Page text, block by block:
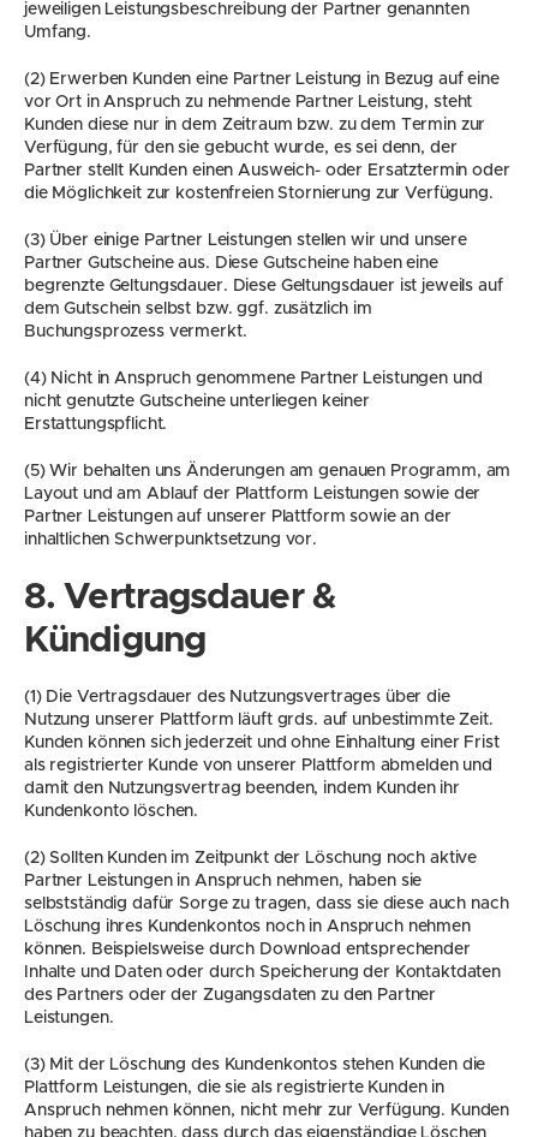
jeweiligen Leistungsbeschreibung der Partner genannten
Umfang.
(2) Erwerben Kunden eine Partner Leistung in Bezug auf eine
vor Ort in Anspruch zu nehmende Partner Leistung, steht
Kunden diese nur in dem Zeitraum bzw. zu dem Termin zur
Verfügung, für den sie gebucht wurde, es sei denn, der
Partner stellt Kunden einen Ausweich- oder Ersatztermin oder
die Möglichkeit zur kostenfreien Stornierung zur Verfügung.
(3) Über einige Partner Leistungen stellen wir und unsere
Partner Gutscheine aus. Diese Gutscheine haben eine
begrenzte Geltungsdauer. Diese Geltungsdauer ist jeweils auf
dem Gutschein selbst bzw. ggf. zusätzlich im
Buchungsprozess vermerkt.
(4) Nicht in Anspruch genommene Partner Leistungen und
nicht genutzte Gutscheine unterliegen keiner
Erstattungspflicht.
(5) Wir behalten uns Änderungen am genauen Programm, am
Layout und am Ablauf der Plattform Leistungen sowie der
Partner Leistungen auf unserer Plattform sowie an der
inhaltlichen Schwerpunktsetzung vor.
8. Vertragsdauer &
Kündigung
(1) Die Vertragsdauer des Nutzungsvertrages über die
Nutzung unserer Plattform läuft grds. auf unbestimmte Zeit.
Kunden können sich jederzeit und ohne Einhaltung einer Frist
als registrierter Kunde von unserer Plattform abmelden und
damit den Nutzungsvertrag beenden, indem Kunden ihr
Kundenkonto löschen.
(2) Sollten Kunden im Zeitpunkt der Löschung noch aktive
Partner Leistungen in Anspruch nehmen, haben sie
selbstständig dafür Sorge zu tragen, dass sie diese auch nach
Löschung ihres Kundenkontos noch in Anspruch nehmen
können. Beispielsweise durch Download entsprechender
Inhalte und Daten oder durch Speicherung der Kontaktdaten
des Partners oder der Zugangsdaten zu den Partner
Leistungen.
(3) Mit der Löschung des Kundenkontos stehen Kunden die
Plattform Leistungen, die sie als registrierte Kunden in
Anspruch nehmen können, nicht mehr zur Verfügung. Kunden
haben zu beachten, dass durch das eigenständige Löschen